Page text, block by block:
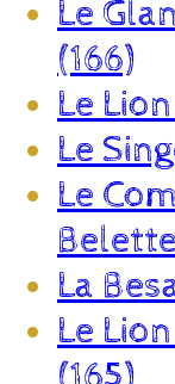
Le
(166)
Le
Le
Le
La
Le